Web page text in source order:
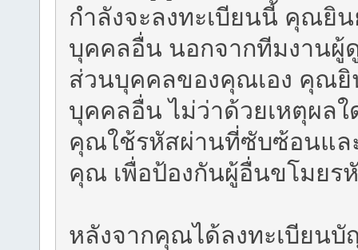
กำลังจะลงทะเบียนนี้ คุณยิ
บุคคลอื่น นอกจากทีมงานผู้
ส่วนบุคคลของคุณเอง คุณ
บุคคลอื่น ไม่ว่าด้วยเหตุผล
คุณใช้รหัสผ่านที่ซับซ้อนแล
คุณ เพื่อป้องกันผู้อื่นขโมยร
หลังจากคุณได้ลงทะเบียน